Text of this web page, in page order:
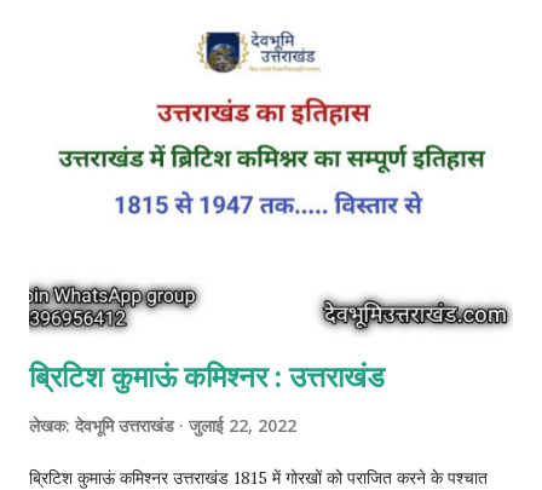
और विष्णु पुराण में कुणिंद को कुणिंद पल्यकस्य कहा गया है। कुणिंद राजवंश के साक्ष्य
के रूप में अभी तक 5 अभिलेख प्राप्त हुए हैं। जिसमें से एक मथुरा और 4 भरहूत से
प्राप्त हुए हैं। वर्तमान समय में मथुरा उत्तर प्रदेश में स्थित है। जबकि भरहूत
ब्रिटिश कुमाऊं कमिश्नर : उत्तराखंड
लेखक: देवभूमि उत्तराखंड जुलाई 22, 2022
ब्रिटिश कुमाऊं कमिश्नर उत्तराखंड 1815 में गोरखों को पराजित करने के पश्चात